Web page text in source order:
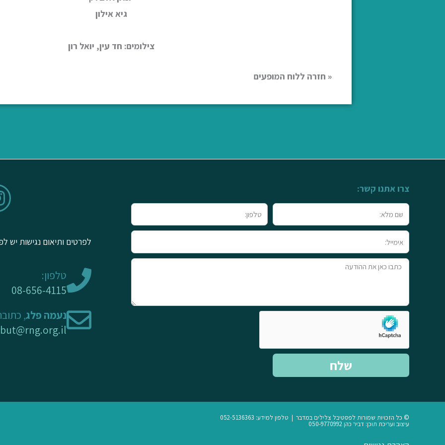
גיא אילון
צילומים: חד עין, יואל רון
« חזרה ללוח המופעים
צרו אתנו קשר:
שם
מלא
טלפון
אימייל
טקסט
שלח
לפרטים ותיאום נגישות יש
טלפון:
08-656-4115
נעמה פלג,
© כל הזכויות שמורות לפסטיבל צלילים במדבר | טלפון למידע: 052-5136363
עיצוב ועריכת תוכן: דביר כהן 050-9770992